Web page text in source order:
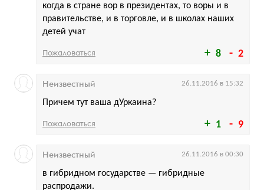
8 2
когда в стране вор в президентах, то воры и в
правительстве, и в торговле, и в школах наших
детей учат
Пожаловаться
1 9
Причем тут ваша дУркаина?
Неизвестный 26.11.2016 в 15:32
Пожаловаться
в гибридном государстве — гибридные
распродажи.
Неизвестный 26.11.2016 в 00:30